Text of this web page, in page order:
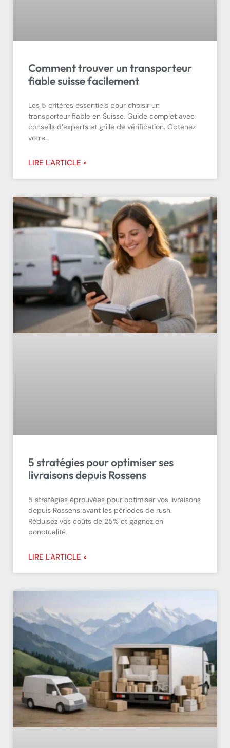
Comment trouver un transporteur
fiable suisse facilement
Les 5 critères essentiels pour choisir un
transporteur fiable en Suisse. Guide complet avec
conseils d’experts et grille de vérification. Obtenez
votre…
LIRE L'ARTICLE »
5 stratégies pour optimiser ses
livraisons depuis Rossens
5 stratégies éprouvées pour optimiser vos livraisons
depuis Rossens avant les périodes de rush.
Réduisez vos coûts de 25% et gagnez en
ponctualité.
LIRE L'ARTICLE »